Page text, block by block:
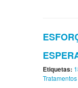
Etiquetas:
Tratamentos